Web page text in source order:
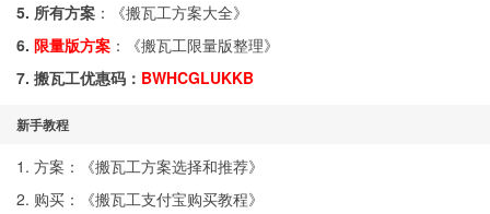
5. 所有方案 ：《搬瓦工方案大全》
6. 限量版方案 ：《搬瓦工限量版整理》
7. 搬瓦工优惠码： BWHCGLUKKB
新手教程
1. 方案：《搬瓦工方案选择和推荐》
2. 购买：《搬瓦工支付宝购买教程》